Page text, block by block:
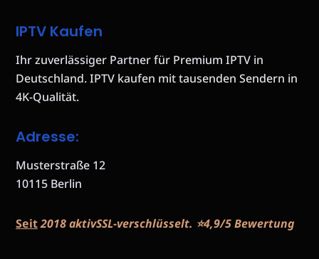
IPTV Kaufen
Ihr zuverlässiger Partner für Premium IPTV in
Deutschland. IPTV kaufen mit tausenden Sendern in
4K-Qualität.
Adresse:
Musterstraße 12
10115 Berlin
Seit2018 aktivSSL-verschlüsselt. ⭐️4,9/5 Bewertung